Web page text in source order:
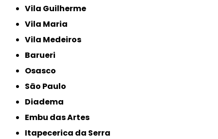
Vila Guilherme
Vila Maria
Vila Medeiros
Barueri
Osasco
São Paulo
Diadema
Embu das Artes
Itapecerica da Serra